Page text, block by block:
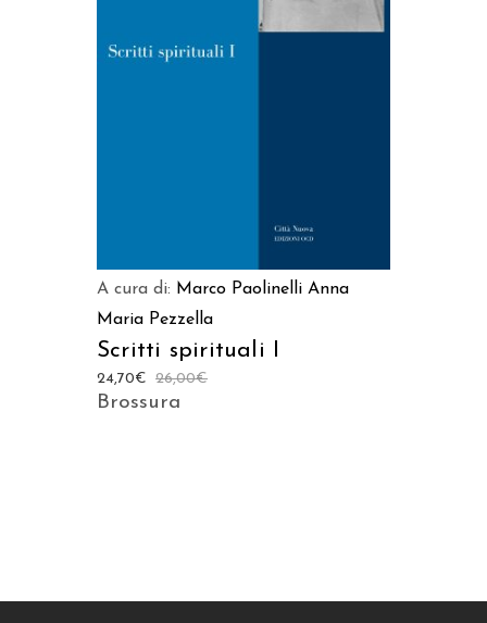
AGGIUNGI AL CARRELLO
A cura di: Marco Paolinelli Anna
Maria Pezzella
Scritti spirituali I
26,00€
24,70€
Brossura